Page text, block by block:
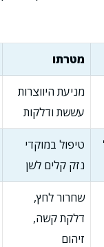
מטרתו
מניעת היווצרות
עששת ודלקות
טיפול במוקדי
נזק קלים לשן
שחרור לחץ,
דלקת קשה,
זיהום